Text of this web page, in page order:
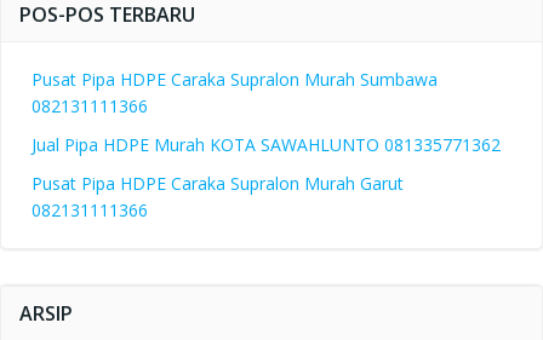
POS-POS TERBARU
Pusat Pipa HDPE Caraka Supralon Murah Sumbawa
082131111366
Jual Pipa HDPE Murah KOTA SAWAHLUNTO 081335771362
Pusat Pipa HDPE Caraka Supralon Murah Garut
082131111366
ARSIP